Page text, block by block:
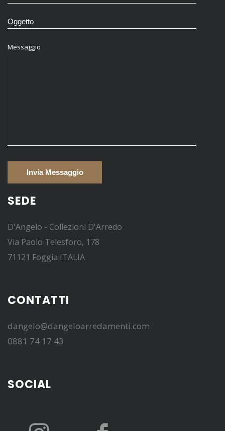
Messaggio
SEDE
D'Angelo - Collezioni D'Arredo
Via Paolo Telesforo, 178
71121 Foggia ITALIA
CONTATTI
dangelo@dangeloarredamenti.com
0881 74 17 43
SOCIAL